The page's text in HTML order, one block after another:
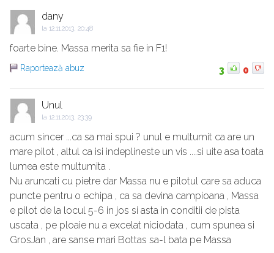
dany
la 12.11.2013, 20:48
foarte bine. Massa merita sa fie in F1!
Raportează abuz 3 0
Unul
la 12.11.2013, 23:39
acum sincer ...ca sa mai spui ? unul e multumit ca are un
mare pilot , altul ca isi indeplineste un vis ....si uite asa toata
lumea este multumita .
Nu aruncati cu pietre dar Massa nu e pilotul care sa aduca
puncte pentru o echipa , ca sa devina campioana , Massa
e pilot de la locul 5-6 in jos si asta in conditii de pista
uscata , pe ploaie nu a excelat niciodata , cum spunea si
GrosJan , are sanse mari Bottas sa-l bata pe Massa